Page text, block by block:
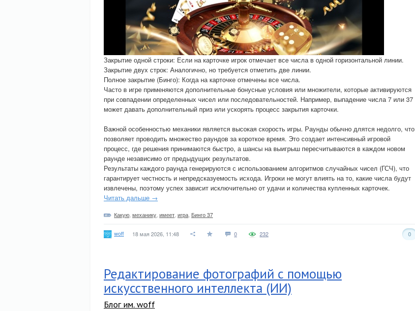
Закрытие одной строки: Если на карточке игрок отмечает все числа в одной горизонтальной линии.
Закрытие двух строк: Аналогично, но требуется отметить две линии.
Полное закрытие (Бинго): Когда на карточке отмечены все числа.
Часто в игре применяются дополнительные бонусные условия или множители, которые активируются
при совпадении определенных чисел или последовательностей. Например, выпадение числа 7 или 37
может давать дополнительный приз или ускорять процесс закрытия карточки.
Важной особенностью механики является высокая скорость игры. Раунды обычно длятся недолго, что
позволяет проводить множество раундов за короткое время. Это создает интенсивный игровой
процесс, где решения принимаются быстро, а шансы на выигрыш пересчитываются в каждом новом
раунде независимо от предыдущих результатов.
Результаты каждого раунда генерируются с использованием алгоритмов случайных чисел (ГСЧ), что
гарантирует честность и непредсказуемость исхода. Игроки не могут влиять на то, какие числа будут
извлечены, поэтому успех зависит исключительно от удачи и количества купленных карточек.
Читать дальше →
Какую механику имеет игра Бинго 37
woff 18 мая 2026, 11:48 0 0
232
Редактирование фотографий с помощью
искусственного интеллекта (ИИ)
Блог им. woff